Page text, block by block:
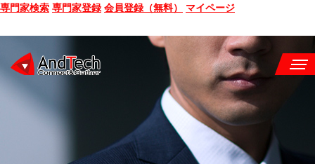
専門家検索 専門家登録 会員登録（無料） マイページ